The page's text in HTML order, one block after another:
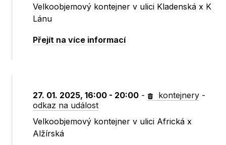
Velkoobjemový kontejner v ulici Kladenská x K
Lánu
Přejít na více informací
27. 01. 2025, 16:00 - 20:00 - kontejnery -
odkaz na událost
Velkoobjemový kontejner v ulici Africká x
Alžírská